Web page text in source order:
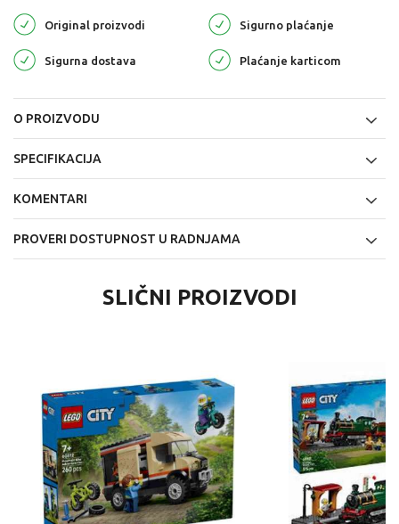
Original proizvodi Sigurno plaćanje
Sigurna dostava Plaćanje karticom
O PROIZVODU
SPECIFIKACIJA
KOMENTARI
PROVERI DOSTUPNOST U RADNJAMA
SLIČNI PROIZVODI